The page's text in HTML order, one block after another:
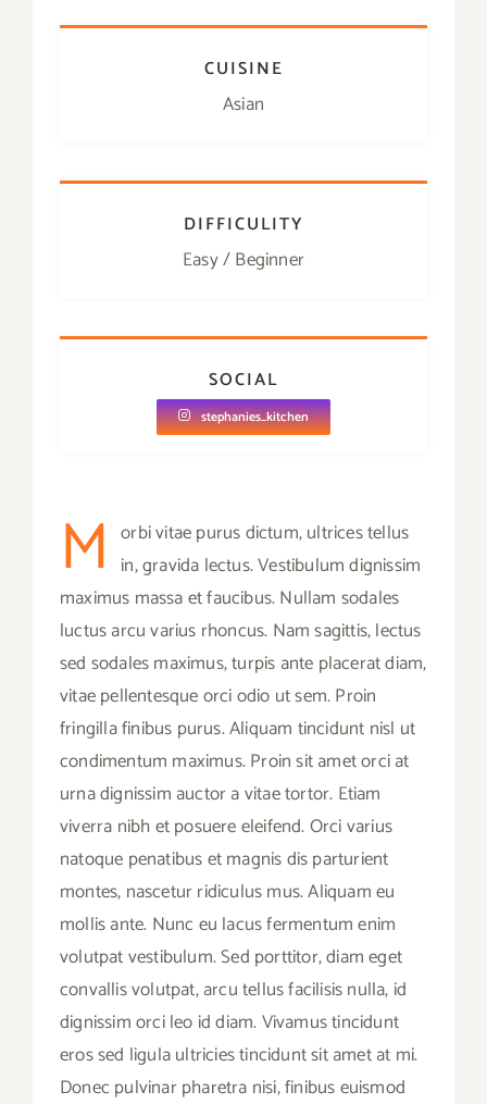
CUISINE
Asian
DIFFICULITY
Easy / Beginner
SOCIAL
stephanies_kitchen
M orbi vitae purus dictum, ultrices tellus
in, gravida lectus. Vestibulum dignissim
maximus massa et faucibus. Nullam sodales
luctus arcu varius rhoncus. Nam sagittis, lectus
sed sodales maximus, turpis ante placerat diam,
vitae pellentesque orci odio ut sem. Proin
fringilla finibus purus. Aliquam tincidunt nisl ut
condimentum maximus. Proin sit amet orci at
urna dignissim auctor a vitae tortor. Etiam
viverra nibh et posuere eleifend. Orci varius
natoque penatibus et magnis dis parturient
montes, nascetur ridiculus mus. Aliquam eu
mollis ante. Nunc eu lacus fermentum enim
volutpat vestibulum. Sed porttitor, diam eget
convallis volutpat, arcu tellus facilisis nulla, id
dignissim orci leo id diam. Vivamus tincidunt
eros sed ligula ultricies tincidunt sit amet at mi.
Donec pulvinar pharetra nisi, finibus euismod